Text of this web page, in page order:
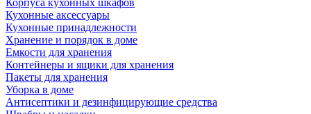
Корпуса кухонных шкафов
Кухонные аксессуары
Кухонные принадлежности
Хранение и порядок в доме
Емкости для хранения
Контейнеры и ящики для хранения
Пакеты для хранения
Уборка в доме
Антисептики и дезинфицирующие средства